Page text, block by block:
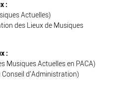
:
Actuelles)
des Lieux de Musiques
:
Musiques Actuelles en PACA)
d’Administration)